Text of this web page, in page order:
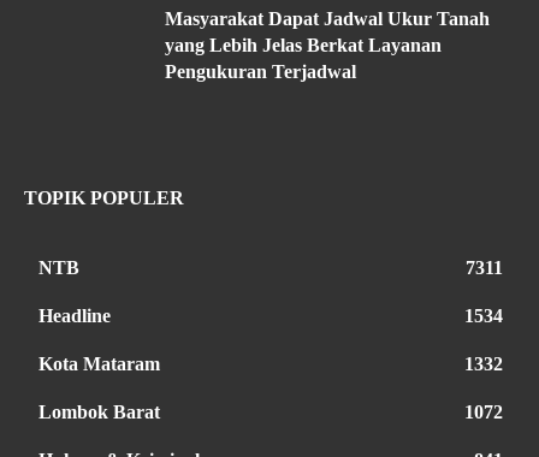
Masyarakat Dapat Jadwal Ukur Tanah
yang Lebih Jelas Berkat Layanan
Pengukuran Terjadwal
TOPIK POPULER
NTB 7311
Headline 1534
Kota Mataram 1332
Lombok Barat 1072